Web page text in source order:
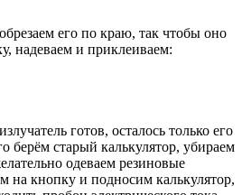
его по краю, так чтобы оно
надеваем и приклеиваем:
готов, осталось только его
берём старый калькулятор, убираем
одеваем резиновые
на кнопку и подносим калькулятор,